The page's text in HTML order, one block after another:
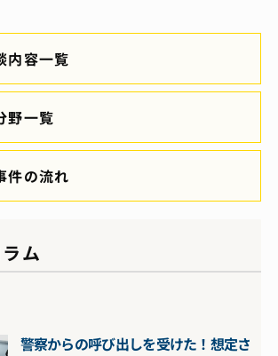
内容一覧
野一覧
件の流れ
ム
警察からの呼び出しを受けた！想定さ